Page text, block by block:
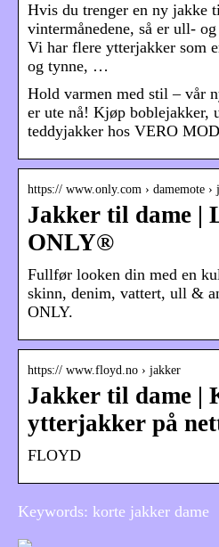
Hvis du trenger en ny jakke
vintermånedene, så er ull-
Vi har flere ytterjakker som
og tynne, …
Hold varmen med stil – vår
er ute nå! Kjøp boblejakker,
teddyjakker hos VERO
https:// www.only.com › damemote ›
Jakker til dame |
ONLY®
Fullfør looken din med en
skinn, denim, vattert, ull &
ONLY.
https:// www.floyd.no › jakker
Jakker til dame |
ytterjakker på
FLOYD
Keywords: korte jakker dame